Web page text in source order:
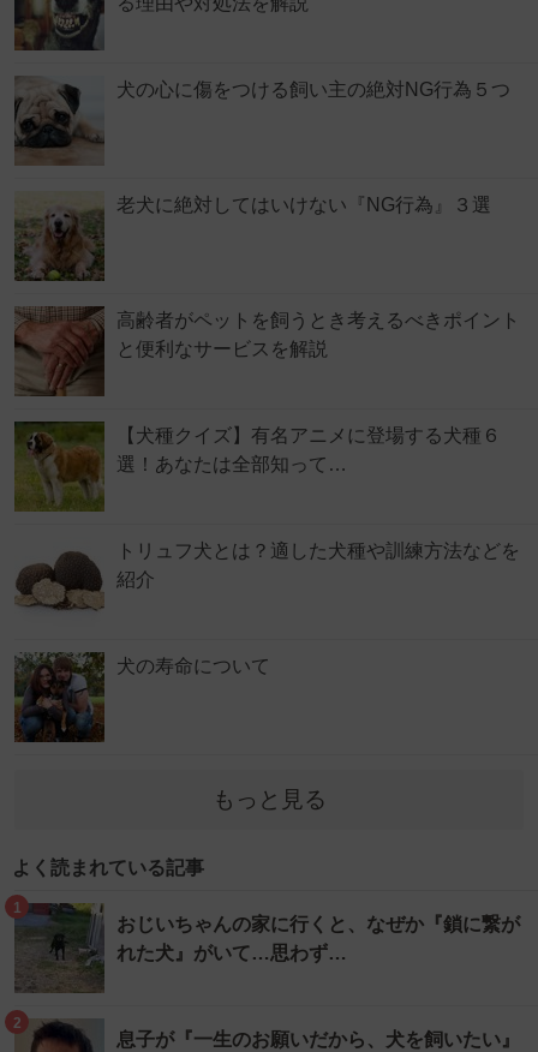
犬の心に傷をつける飼い主の絶対NG行為５つ
老犬に絶対してはいけない『NG行為』３選
高齢者がペットを飼うとき考えるべきポイント
と便利なサービスを解説
【犬種クイズ】有名アニメに登場する犬種６
選！あなたは全部知って…
トリュフ犬とは？適した犬種や訓練方法などを
紹介
犬の寿命について
もっと見る
よく読まれている記事
1
おじいちゃんの家に行くと、なぜか『鎖に繋が
れた犬』がいて…思わず…
2
息子が『一生のお願いだから、犬を飼いたい』